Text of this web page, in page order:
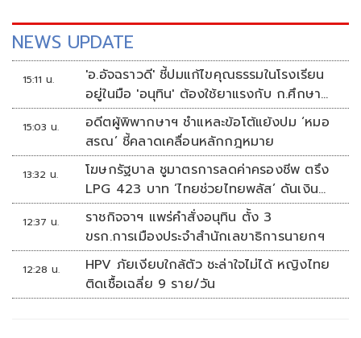
NEWS UPDATE
15:11 น.
'อ.อัจฉราวดี' ชี้ปมแก้ไขคุณธรรมในโรงเรียน
อยู่ในมือ 'อนุทิน' ต้องใช้ยาแรงกับ ก.ศึกษา
เรื่องปืนแค่ปลายเหตุ
15:03 น.
อดีตผู้พิพากษาฯ ชำแหละข้อโต้แย้งปม ‘หมอ
สรณ’ ชี้คลาดเคลื่อนหลักกฎหมาย
13:32 น.
โฆษกรัฐบาล ชูมาตรการลดค่าครองชีพ ตรึง
LPG 423 บาท ‘ไทยช่วยไทยพลัส’ ดันเงิน
หมุนแสนล้าน
12:37 น.
ราชกิจจาฯ แพร่คำสั่งอนุทิน ตั้ง 3
ขรก.การเมืองประจำสำนักเลขาธิการนายกฯ
12:28 น.
HPV ภัยเงียบใกล้ตัว ชะล่าใจไม่ได้ หญิงไทย
ติดเชื้อเฉลี่ย 9 ราย/วัน